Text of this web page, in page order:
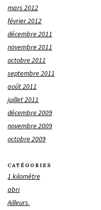
mars 2012
février 2012
décembre 2011
novembre 2011
octobre 2011
septembre 2011
août 2011
juillet 2011
décembre 2009
novembre 2009
octobre 2009
CATÉGORIES
1 kilomètre
abri
Ailleurs.